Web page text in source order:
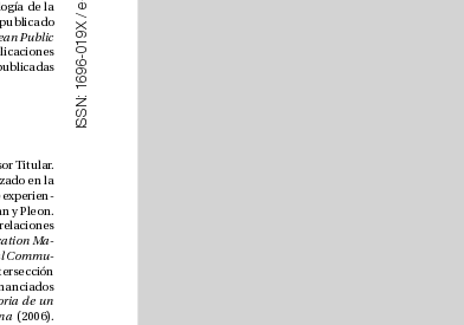
I
S
S
N
:
1
6
9
6
-
0
1
9
X
/
e
Anteriormente fue Full Professor en Central Washington University (CWU). El profesor García está especializado en la
docencia y la investigación sobre relaciones públicas y comunicación estratégica. Tiene más de una década de experien-
César ha publicado más de 45 artículos cientícos, la mayoría como autor único, en revistas relevantes de relaciones
Journal of Communication Ma-
Journal of International Commu-
entre las relaciones públicas, la cultura, la política y la economía. Ha participado en tres proyectos de I+D+i nanciados
La opinión pública en Santayana
comunicación, como miembro del departamento de Humanidades de su universidad. Hasta la fecha, ha publicado
, entre otras publicaciones
indexadas en Web of Science y Scopus. Además, es autor de numerosas contribuciones en obras colectivas publicadas